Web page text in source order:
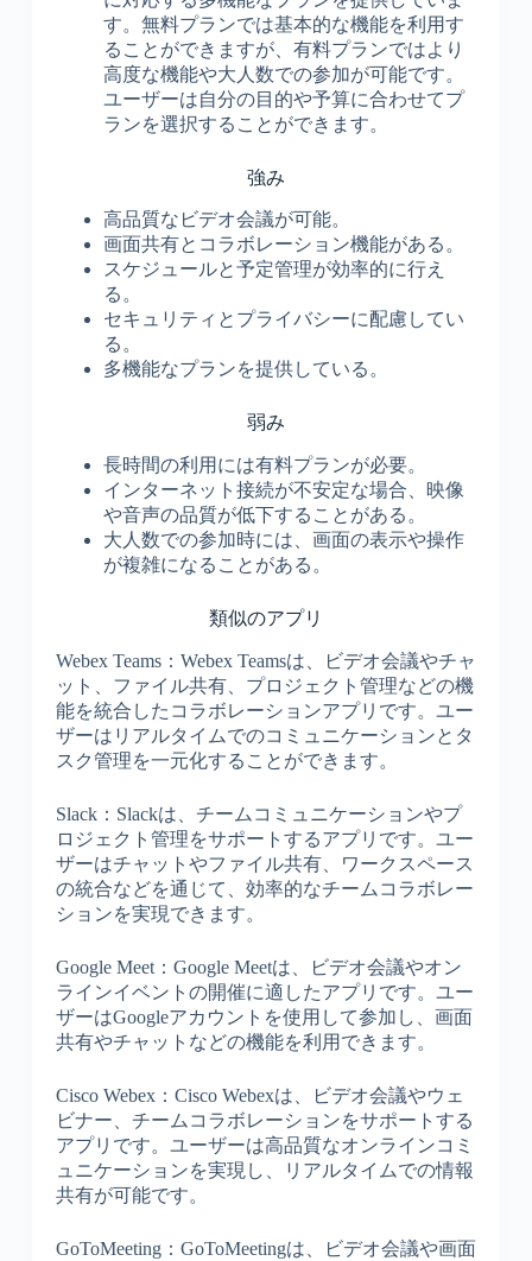
す。無料プランでは基本的な機能を利用す
ることができますが、有料プランではより
高度な機能や大人数での参加が可能です。
ユーザーは自分の目的や予算に合わせてプ
ランを選択することができます。
強み
高品質なビデオ会議が可能。
画面共有とコラボレーション機能がある。
スケジュールと予定管理が効率的に行え
る。
セキュリティとプライバシーに配慮してい
る。
多機能なプランを提供している。
弱み
長時間の利用には有料プランが必要。
インターネット接続が不安定な場合、映像
や音声の品質が低下することがある。
大人数での参加時には、画面の表示や操作
が複雑になることがある。
類似のアプリ
Webex Teams：Webex Teamsは、ビデオ会議やチャ
ット、ファイル共有、プロジェクト管理などの機
能を統合したコラボレーションアプリです。ユー
ザーはリアルタイムでのコミュニケーションとタ
スク管理を一元化することができます。
Slack：Slackは、チームコミュニケーションやプ
ロジェクト管理をサポートするアプリです。ユー
ザーはチャットやファイル共有、ワークスペース
の統合などを通じて、効率的なチームコラボレー
ションを実現できます。
Google Meet：Google Meetは、ビデオ会議やオン
ラインイベントの開催に適したアプリです。ユー
ザーはGoogleアカウントを使用して参加し、画面
共有やチャットなどの機能を利用できます。
Cisco Webex：Cisco Webexは、ビデオ会議やウェ
ビナー、チームコラボレーションをサポートする
アプリです。ユーザーは高品質なオンラインコミ
ュニケーションを実現し、リアルタイムでの情報
共有が可能です。
GoToMeeting：GoToMeetingは、ビデオ会議や画面